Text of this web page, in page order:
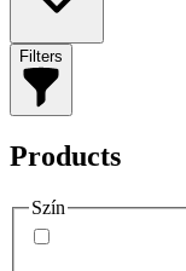
Filters
Products
Szín